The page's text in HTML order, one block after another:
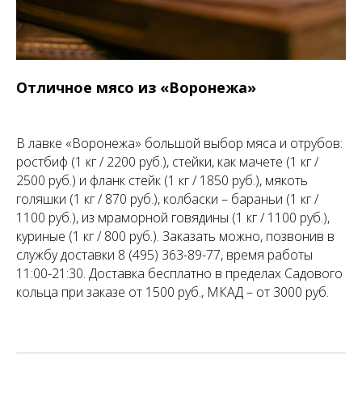
Отличное мясо из «Воронежа»
В лавке «Воронежа» большой выбор мяса и отрубов:
ростбиф (1 кг / 2200 руб.), стейки, как мачете (1 кг /
2500 руб.) и фланк стейк (1 кг / 1850 руб.), мякоть
голяшки (1 кг / 870 руб.), колбаски – бараньи (1 кг /
1100 руб.), из мраморной говядины (1 кг / 1100 руб.),
куриные (1 кг / 800 руб.). Заказать можно, позвонив в
службу доставки 8 (495) 363-89-77, время работы
11:00-21:30. Доставка бесплатно в пределах Садового
кольца при заказе от 1500 руб., МКАД – от 3000 руб.